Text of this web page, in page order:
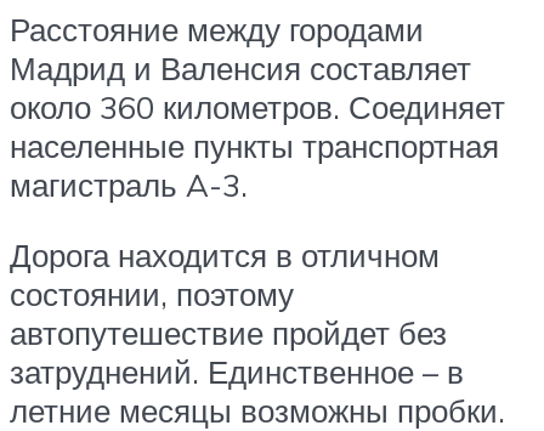
Расстояние между городами
Мадрид и Валенсия составляет
около 360 километров. Соединяет
населенные пункты транспортная
магистраль A-3.
Дорога находится в отличном
состоянии, поэтому
автопутешествие пройдет без
затруднений. Единственное – в
летние месяцы возможны пробки.